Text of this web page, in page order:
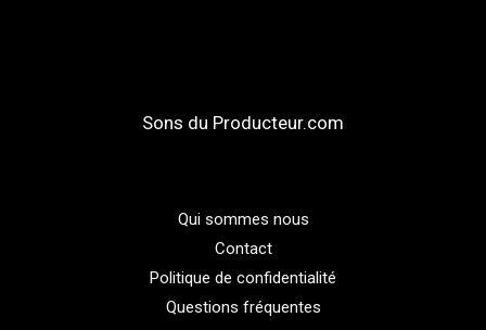
Sons du Producteur.com
Qui sommes nous
Contact
Politique de confidentialité
Questions fréquentes